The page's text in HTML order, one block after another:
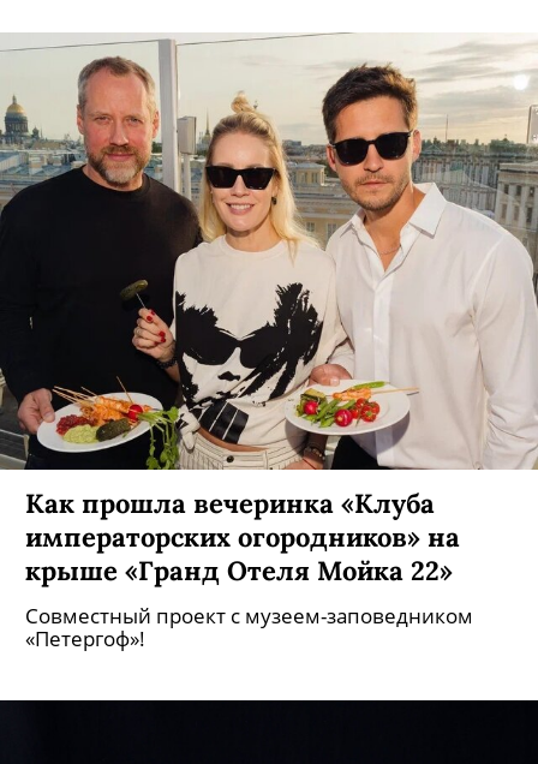
Как прошла вечеринка «Клуба
императорских огородников» на
крыше «Гранд Отеля Мойка 22»
Совместный проект с музеем-заповедником
«Петергоф»!